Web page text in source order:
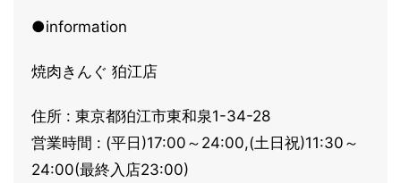
●information
焼肉きんぐ 狛江店
住所 : 東京都狛江市東和泉1-34-28
営業時間 : (平日)17:00～24:00,(土日祝)11:30～
24:00(最終入店23:00)